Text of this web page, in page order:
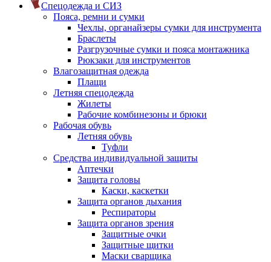
Спецодежда и СИЗ
Пояса, ремни и сумки
Чехлы, органайзеры сумки для инструмента
Браслеты
Разгрузочные сумки и пояса монтажника
Рюкзаки для инструментов
Влагозащитная одежда
Плащи
Летняя спецодежда
Жилеты
Рабочие комбинезоны и брюки
Рабочая обувь
Летняя обувь
Туфли
Средства индивидуальной защиты
Аптечки
Защита головы
Каски, каскетки
Защита органов дыхания
Респираторы
Защита органов зрения
Защитные очки
Защитные щитки
Маски сварщика